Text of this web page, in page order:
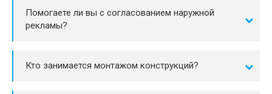
Помогаете ли вы с согласованием наружной
рекламы?
Кто занимается монтажом конструкций?